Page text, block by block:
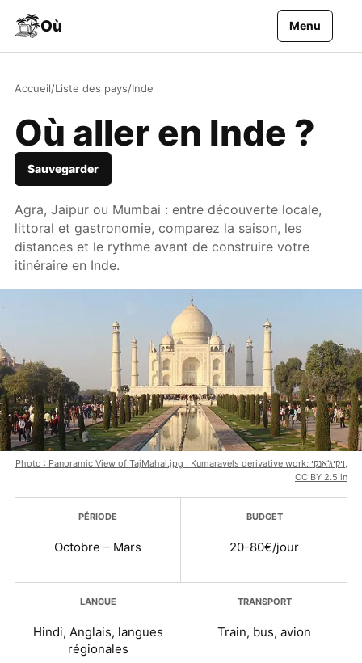
Où Menu
Accueil/Liste des pays/Inde
Où aller en Inde ?
Sauvegarder
Agra, Jaipur ou Mumbai : entre découverte locale,
littoral et gastronomie, comparez la saison, les
distances et le rythme avant de construire votre
itinéraire en Inde.
Photo : Panoramic View of TajMahal.jpg : Kumaravels derivative work: ויקיג'אנקי,
CC BY 2.5 in
Plus d’infos
PÉRIODE
Octobre – Mars
BUDGET
20-80€/jour
LANGUE
Hindi, Anglais, langues
régionales
TRANSPORT
Train, bus, avion